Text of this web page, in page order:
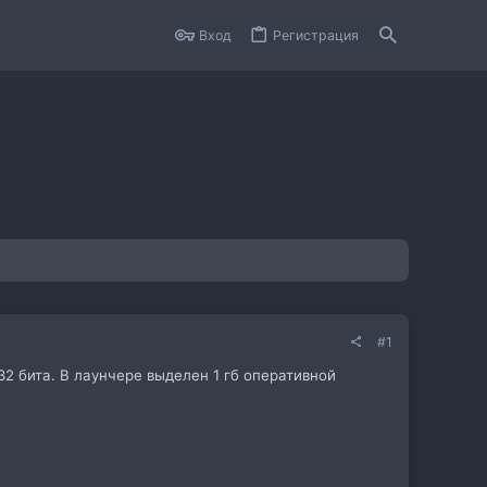
Вход Регистрация
#1
бита. В лаунчере выделен 1 гб оперативной